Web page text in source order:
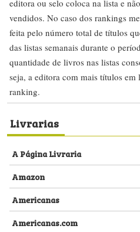
editora ou selo coloca na lista e
vendidos. No caso dos rankings
feita pelo número total de títulos
das listas semanais durante o
quantidade de livros nas listas
seja, a editora com mais títulos em
ranking.
Livrarias
A Página Livraria
Amazon
Americanas
Americanas.com